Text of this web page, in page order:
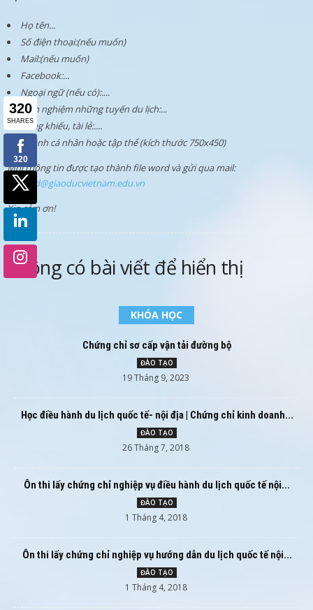
Họ tên...
Số điện thoại:(nếu muốn)
Mail:(nếu muốn)
Facebook:...
Ngoại ngữ (nếu có):....
Kinh nghiệm những tuyến du lịch:...
Năng khiếu, tài lẻ:....
02 ảnh cá nhân hoặc tập thể (kích thước 750x450)
Mọi thông tin được tạo thành file word và gửi qua mail:
dungnd@giaoducvietnam.edu.vn
Xin cảm ơn!
Không có bài viết để hiển thị
KHÓA HỌC
Chứng chỉ sơ cấp vận tải đường bộ
ĐÀO TẠO
19 Tháng 9, 2023
Học điều hành du lịch quốc tế- nội địa | Chứng chỉ kinh doanh...
ĐÀO TẠO
26 Tháng 7, 2018
Ôn thi lấy chứng chỉ nghiệp vụ điều hành du lịch quốc tế nội...
ĐÀO TẠO
1 Tháng 4, 2018
Ôn thi lấy chứng chỉ nghiệp vụ hướng dẫn du lịch quốc tế nội...
ĐÀO TẠO
1 Tháng 4, 2018